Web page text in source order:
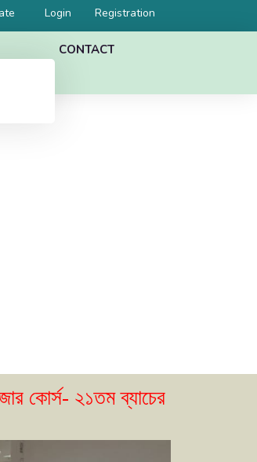
Login Registration
CONTACT
ব্যাচের ভর্তি বিজ্ঞপ্তি